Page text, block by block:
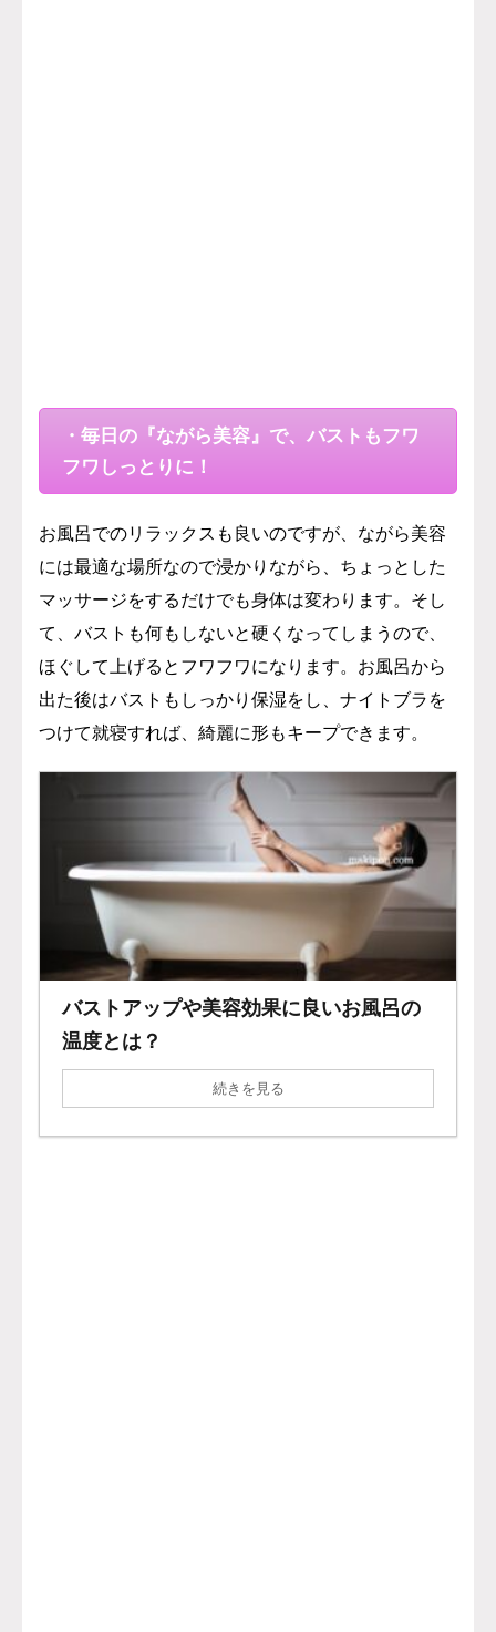
・毎日の『ながら美容』で、バストもフワ
フワしっとりに！
お風呂でのリラックスも良いのですが、ながら美容
には最適な場所なので浸かりながら、ちょっとした
マッサージをするだけでも身体は変わります。そし
て、バストも何もしないと硬くなってしまうので、
ほぐして上げるとフワフワになります。お風呂から
出た後はバストもしっかり保湿をし、ナイトブラを
つけて就寝すれば、綺麗に形もキープできます。
バストアップや美容効果に良いお風呂の
温度とは？
続きを見る